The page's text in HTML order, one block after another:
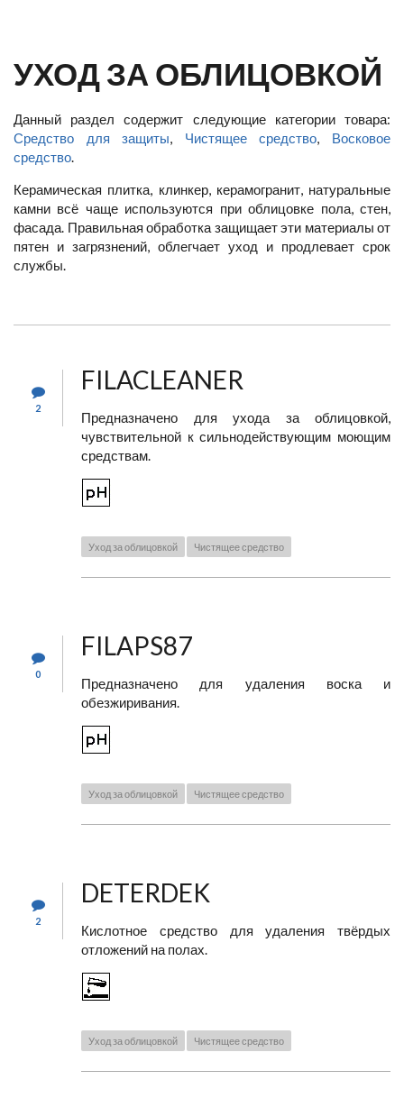
УХОД ЗА ОБЛИЦОВКОЙ
Данный раздел содержит следующие категории товара:
Средство для защиты, Чистящее средство, Восковое
средство.
Керамическая плитка, клинкер, керамогранит, натуральные
камни всё чаще используются при облицовке пола, стен,
фасада. Правильная обработка защищает эти материалы от
пятен и загрязнений, облегчает уход и продлевает срок
службы.
2
FILACLEANER
Предназначено для ухода за облицовкой,
чувствительной к сильнодействующим моющим
средствам.
Уход за облицовкой Чистящее средство
0
FILAPS87
Предназначено для удаления воска и
обезжиривания.
Уход за облицовкой Чистящее средство
2
DETERDEK
Кислотное средство для удаления твёрдых
отложений на полах.
Уход за облицовкой Чистящее средство